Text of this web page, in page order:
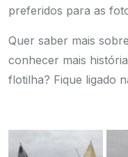
preferidos para as
Quer saber mais
conhecer mais
flotilha? Fique ligado